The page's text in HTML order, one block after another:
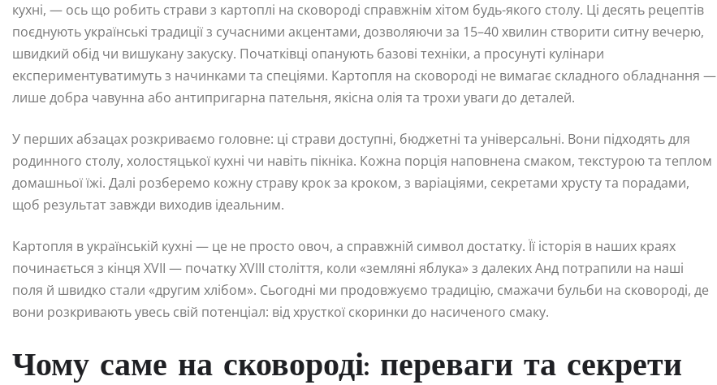
кухні, — ось що робить страви з картоплі на сковороді справжнім хітом будь-якого столу. Ці десять рецептів
поєднують українські традиції з сучасними акцентами, дозволяючи за 15–40 хвилин створити ситну вечерю,
швидкий обід чи вишукану закуску. Початківці опанують базові техніки, а просунуті кулінари
експериментуватимуть з начинками та спеціями. Картопля на сковороді не вимагає складного обладнання —
лише добра чавунна або антипригарна пательня, якісна олія та трохи уваги до деталей.
У перших абзацах розкриваємо головне: ці страви доступні, бюджетні та універсальні. Вони підходять для
родинного столу, холостяцької кухні чи навіть пікніка. Кожна порція наповнена смаком, текстурою та теплом
домашньої їжі. Далі розберемо кожну страву крок за кроком, з варіаціями, секретами хрусту та порадами,
щоб результат завжди виходив ідеальним.
Картопля в українській кухні — це не просто овоч, а справжній символ достатку. Її історія в наших краях
починається з кінця XVII — початку XVIII століття, коли «земляні яблука» з далеких Анд потрапили на наші
поля й швидко стали «другим хлібом». Сьогодні ми продовжуємо традицію, смажачи бульби на сковороді, де
вони розкривають увесь свій потенціал: від хрусткої скоринки до насиченого смаку.
Чому саме на сковороді: переваги та секрети